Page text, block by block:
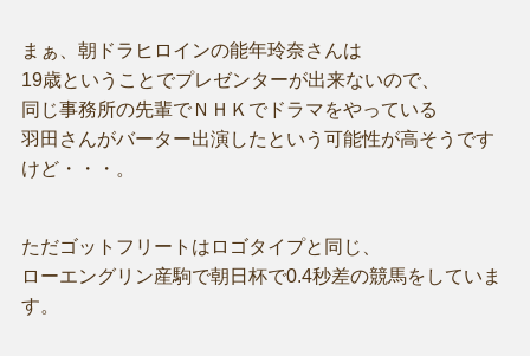
まぁ、朝ドラヒロインの能年玲奈さんは
19歳ということでプレゼンターが出来ないので、
同じ事務所の先輩でＮＨＫでドラマをやっている
羽田さんがバーター出演したという可能性が高そうです
けど・・・。
ただゴットフリートはロゴタイプと同じ、
ローエングリン産駒で朝日杯で0.4秒差の競馬をしていま
す。